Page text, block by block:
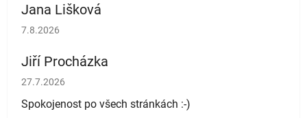
Jana Lišková
Hodnocení obchodu je 5 z 5 hvězdiček.
7.8.2026
Jiří Procházka
Hodnocení obchodu je 5 z 5 hvězdiček.
27.7.2026
Spokojenost po všech stránkách :-)